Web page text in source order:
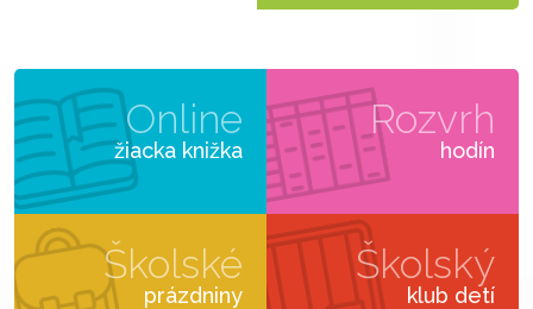
Online
žiacka knižka
Rozvrh
hodín
Školské
prázdniny
Školský
klub detí